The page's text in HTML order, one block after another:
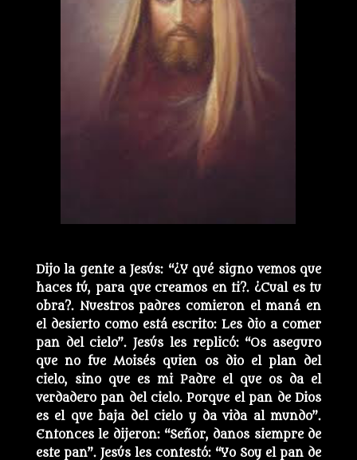
Dijo la gente a Jesús: “¿Y qué signo vemos que
haces tú, para que creamos en ti?. ¿Cual es tu
obra?. Nuestros padres comieron el maná en
el desierto como está escrito: Les dio a comer
pan del cielo”. Jesús les replicó: “Os aseguro
que no fue Moisés quien os dio el plan del
cielo, sino que es mi Padre el que os da el
verdadero pan del cielo. Porque el pan de Dios
es el que baja del cielo y da vida al mundo”.
Entonces le dijeron: “Señor, danos siempre de
este pan”. Jesús les contestó: “Yo Soy el pan de